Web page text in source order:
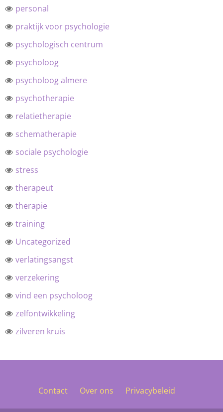
personal
praktijk voor psychologie
psychologisch centrum
psycholoog
psycholoog almere
psychotherapie
relatietherapie
schematherapie
sociale psychologie
stress
therapeut
therapie
training
Uncategorized
verlatingsangst
verzekering
vind een psycholoog
zelfontwikkeling
zilveren kruis
Contact Over ons Privacybeleid